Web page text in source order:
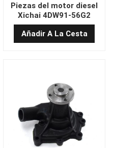
Piezas del motor diesel
Xichai 4DW91-56G2
Bomba de agua
1307010AB5G-0000 para
la carretilla elevadora
Añadir A La Cesta